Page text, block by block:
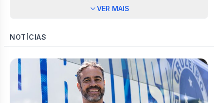
VER MAIS
NOTÍCIAS